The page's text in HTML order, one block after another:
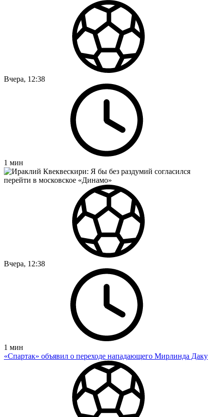
Вчера, 12:38
1 мин
Вчера, 12:38
1 мин
«Спартак» объявил о переходе нападающего Мирлинда Даку